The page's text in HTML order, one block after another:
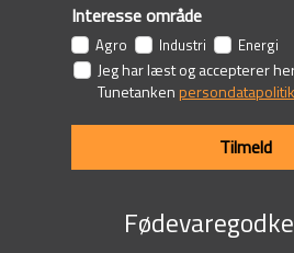
Interesse område
Agro Industri Energi
Jeg har læst og accepterer
Tunetankenpersondatapolitik
Tilmeld